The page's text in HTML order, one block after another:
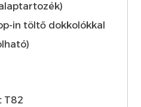
in töltő dokkolókkal
T82